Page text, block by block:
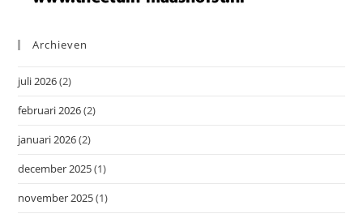
Archieven
juli 2026(2)
februari 2026(2)
januari 2026(2)
december 2025(1)
november 2025(1)